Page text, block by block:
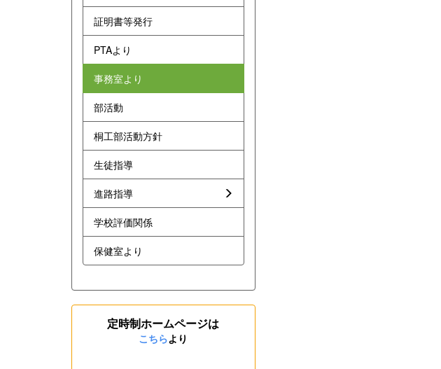
証明書等発行
PTAより
事務室より
部活動
桐工部活動方針
生徒指導
進路指導
学校評価関係
保健室より
定時制ホームページは
こちらより